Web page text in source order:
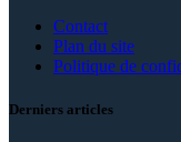
Contact
Plan du site
Politique de
Derniers articles